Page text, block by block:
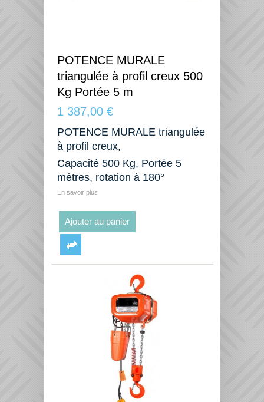
POTENCE MURALE
triangulée à profil creux 500
Kg Portée 5 m
1 387,00 €
POTENCE MURALE triangulée
à profil creux,
Capacité 500 Kg, Portée 5
mètres, rotation à 180°
En savoir plus
Ajouter au panier